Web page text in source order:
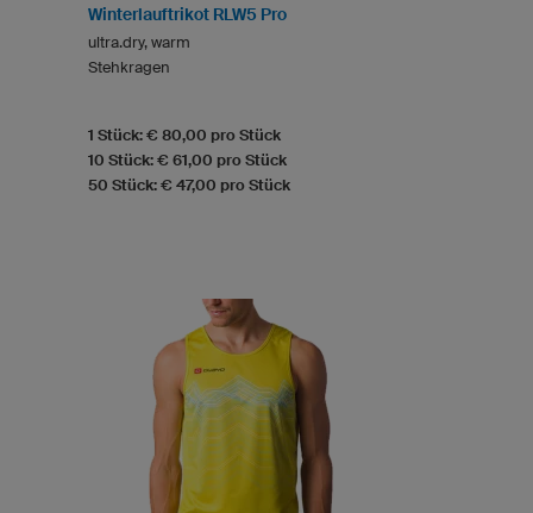
Winterlauftrikot RLW5 Pro
ultra.dry, warm
Stehkragen
1 Stück: € 80,00 pro Stück
10 Stück: € 61,00 pro Stück
50 Stück: € 47,00 pro Stück